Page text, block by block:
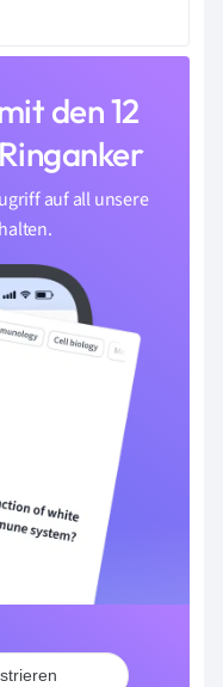
den 12
auf all unsere